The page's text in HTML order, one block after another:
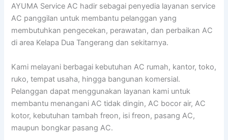
AYUMA Service AC hadir sebagai penyedia layanan service
AC panggilan untuk membantu pelanggan yang
membutuhkan pengecekan, perawatan, dan perbaikan AC
di area Kelapa Dua Tangerang dan sekitarnya.
Kami melayani berbagai kebutuhan AC rumah, kantor, toko,
ruko, tempat usaha, hingga bangunan komersial.
Pelanggan dapat menggunakan layanan kami untuk
membantu menangani AC tidak dingin, AC bocor air, AC
kotor, kebutuhan tambah freon, isi freon, pasang AC,
maupun bongkar pasang AC.